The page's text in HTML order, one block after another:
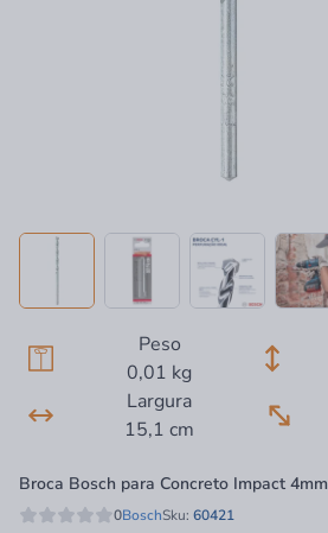
Peso
0,01 kg
Largura
15,1 cm
Broca Bosch para Concreto Impact 4mm
0BoschSku: 60421